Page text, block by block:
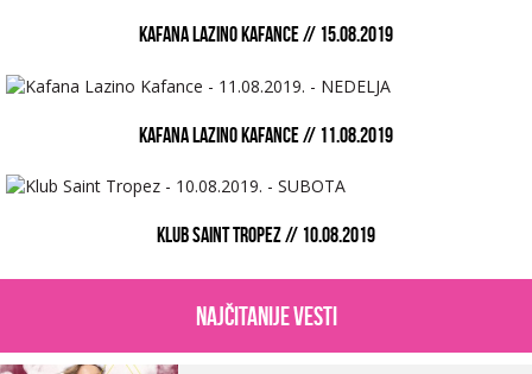
KAFANA LAZINO KAFANCE // 15.08.2019
KAFANA LAZINO KAFANCE // 11.08.2019
KLUB SAINT TROPEZ // 10.08.2019
najčitanije vesti